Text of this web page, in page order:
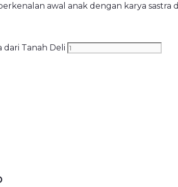
awal anak dengan karya sastra
dari Tanah Deli